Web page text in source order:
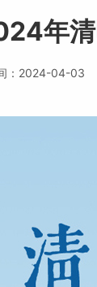
年
：2024-04-03